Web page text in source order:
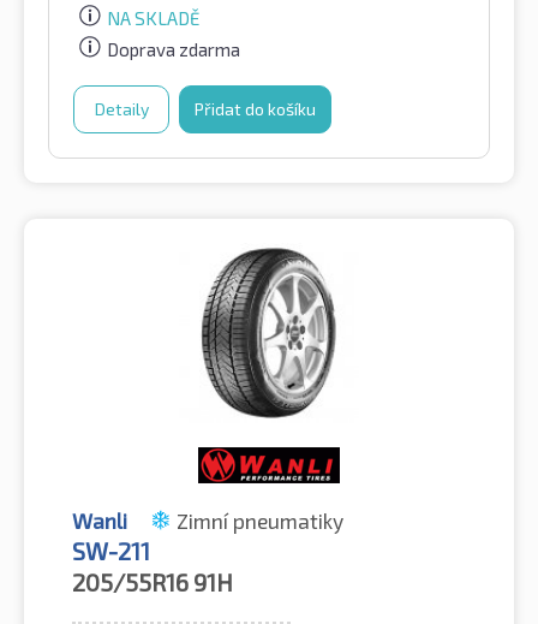
NA SKLADĚ
Doprava zdarma
Detaily Přidat do košíku
Wanli Zimní pneumatiky
SW-211
205/55R16 91H